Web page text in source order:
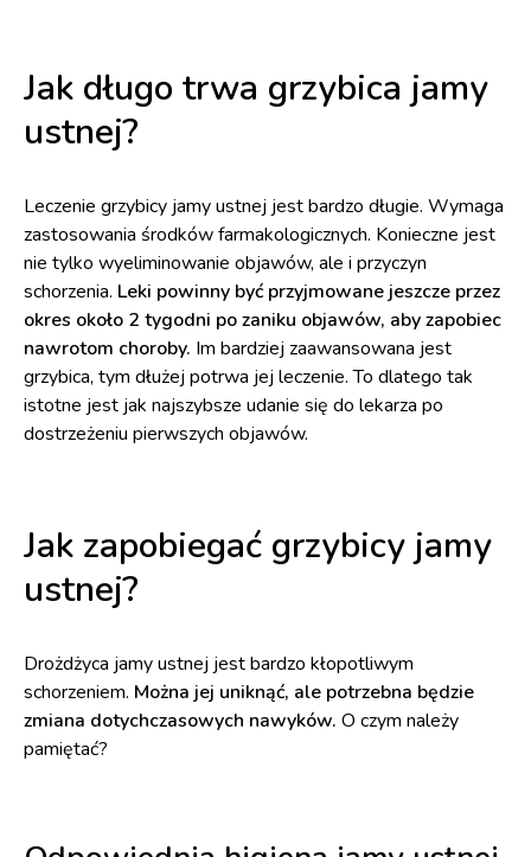
Jak długo trwa grzybica jamy
ustnej?
Leczenie grzybicy jamy ustnej jest bardzo długie. Wymaga
zastosowania środków farmakologicznych. Konieczne jest
nie tylko wyeliminowanie objawów, ale i przyczyn
schorzenia. Leki powinny być przyjmowane jeszcze przez
okres około 2 tygodni po zaniku objawów, aby zapobiec
nawrotom choroby. Im bardziej zaawansowana jest
grzybica, tym dłużej potrwa jej leczenie. To dlatego tak
istotne jest jak najszybsze udanie się do lekarza po
dostrzeżeniu pierwszych objawów.
Jak zapobiegać grzybicy jamy
ustnej?
Drożdżyca jamy ustnej jest bardzo kłopotliwym
schorzeniem. Można jej uniknąć, ale potrzebna będzie
zmiana dotychczasowych nawyków. O czym należy
pamiętać?